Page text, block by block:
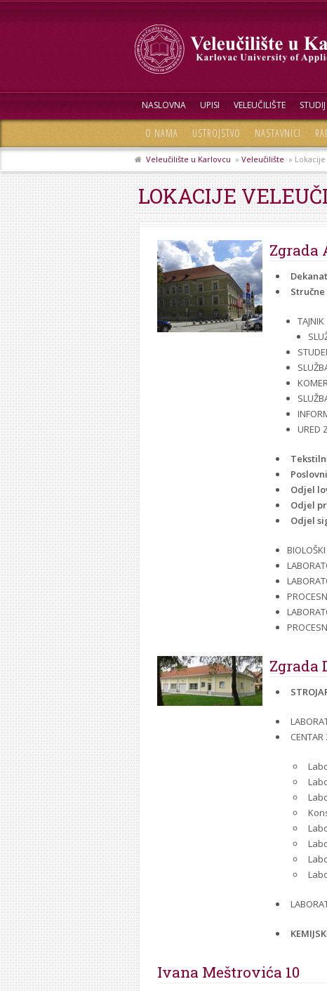
NASLOVNA UPISI VELEUČILIŠTE STUDIJ
O NAMA USTROJSTVO NASTAVNICI
Veleučilište u Karlovcu » Veleučilište » Lokacije
LOKACIJE
Zgrada
Dekanat
TAJNIK
URED
Odjel
Odjel
Odjel
Zgrada
Ivana Meštrovića 10